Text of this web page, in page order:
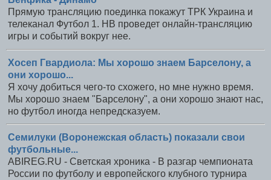
Прямую трансляцию поединка покажут ТРК Украина и
телеканал Футбол 1. НВ проведет онлайн-трансляцию
игры и событий вокруг нее.
Хосеп Гвардиола: Мы хорошо знаем Барселону, а
они хорошо...
Я хочу добиться чего-то схожего, но мне нужно время.
Мы хорошо знаем "Барселону", а они хорошо знают нас,
но футбол иногда непредсказуем.
Семилуки (Воронежская область) показали свои
футбольные...
ABIREG.RU - Светская хроника - В разгар чемпионата
России по футболу и европейского клубного турнира